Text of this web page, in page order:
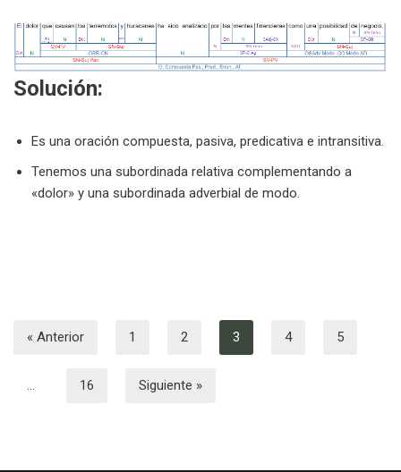
Solución:
Es una oración compuesta, pasiva, predicativa e intransitiva.
Tenemos una subordinada relativa complementando a
«dolor» y una subordinada adverbial de modo.
« Anterior 1 2 3 4 5
… 16 Siguiente »